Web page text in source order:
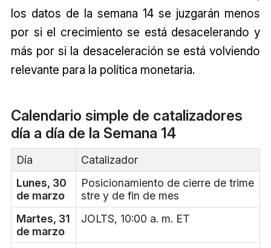
los datos de la semana 14 se juzgarán menos
por si el crecimiento se está desacelerando y
más por si la desaceleración se está volviendo
relevante para la política monetaria.
Calendario simple de catalizadores
día a día de la Semana 14
Día
Catalizador
Lunes, 30
de marzo
Posicionamiento de cierre de trime
stre y de fin de mes
Martes, 31
de marzo
JOLTS, 10:00 a. m. ET